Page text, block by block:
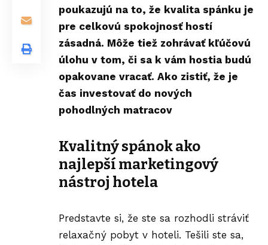
poukazujú na to, že kvalita spánku je
pre celkovú spokojnosť hostí
zásadná. Môže tiež zohrávať kľúčovú
úlohu v tom, či sa k vám hostia budú
opakovane vracať. Ako zistiť, že je
čas investovať do nových
pohodlných matracov
Kvalitný spánok ako
najlepší marketingový
nástroj hotela
Predstavte si, že ste sa rozhodli stráviť
relaxačný pobyt v hoteli. Tešili ste sa,